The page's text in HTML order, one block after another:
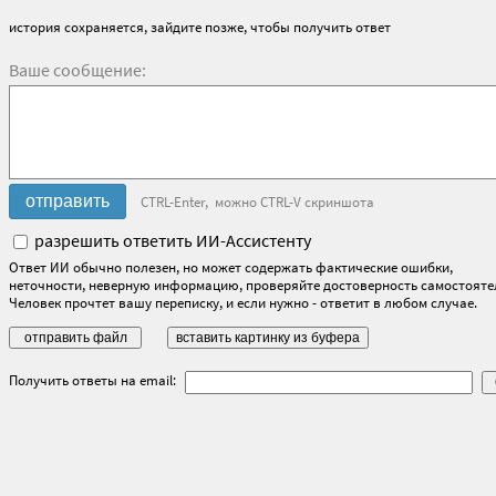
история сохраняется, зайдите позже, чтобы получить ответ
Ваше сообщение:
CTRL-Enter, можно CTRL-V скриншота
разрешить ответить ИИ-Ассистенту
Ответ ИИ обычно полезен, но может содержать фактические ошибки,
неточности, неверную информацию, проверяйте достоверность
Человек прочтет вашу переписку, и если нужно - ответит в любом случае.
Получить ответы на email: